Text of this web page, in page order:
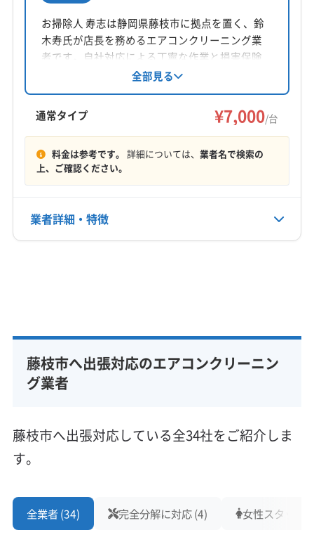
お掃除人 寿志は静岡県藤枝市に拠点を置く、鈴
木寿氏が店長を務めるエアコンクリーニング業
者です。自社対応による丁寧な作業と損害保険
加入済みで安心。静岡県中部・愛知県の一部エ
リアに対応し、土日祝日も営業しています。基
本料金7,000円/台で、複数台割引もあります。作
業や仕上がりに不満な場合は無料で追加対応す
る保証付きです。
全部見る
通常タイプ ¥7,000/台
料金は参考です。 詳細については、 業者名で検索の
上、ご確認ください。
業者詳細・特徴
所在地
静岡県藤枝市
藤枝市 伊東市 伊豆の国市 伊豆市 下田市
掛川市
浜松市中央区
浜松市天竜区 浜松市浜名区
富士宮市
富士市
牧之原市
営業時間
藤枝市へ出張対応のエアコンクリーニン
グ業者
藤枝市へ出張対応している全34社をご紹介しま
す。
全業者 (34) 完全分解に対応 (4) 女性スタッフ